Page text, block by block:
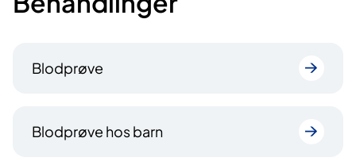
Blodprøve
Blodprøve hos barn